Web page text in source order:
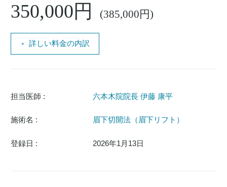
350,000円 (385,000円)
詳しい料金の内訳
担当医師 : 六本木院院長 伊藤 康平
施術名 : 眉下切開法（眉下リフト）
登録日 : 2026年1月13日